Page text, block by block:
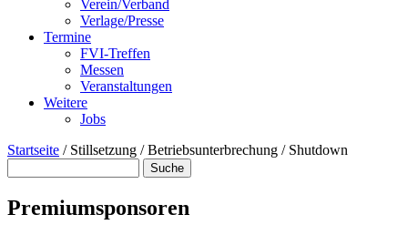
Verein/Verband
Verlage/Presse
Termine
FVI-Treffen
Messen
Veranstaltungen
Weitere
Jobs
Startseite / Stillsetzung / Betriebsunterbrechung / Shutdown
Premiumsponsoren